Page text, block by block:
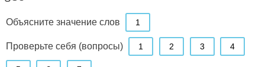
Объясните значение слов 1
Проверьте себя (вопросы) 1 2 3 4